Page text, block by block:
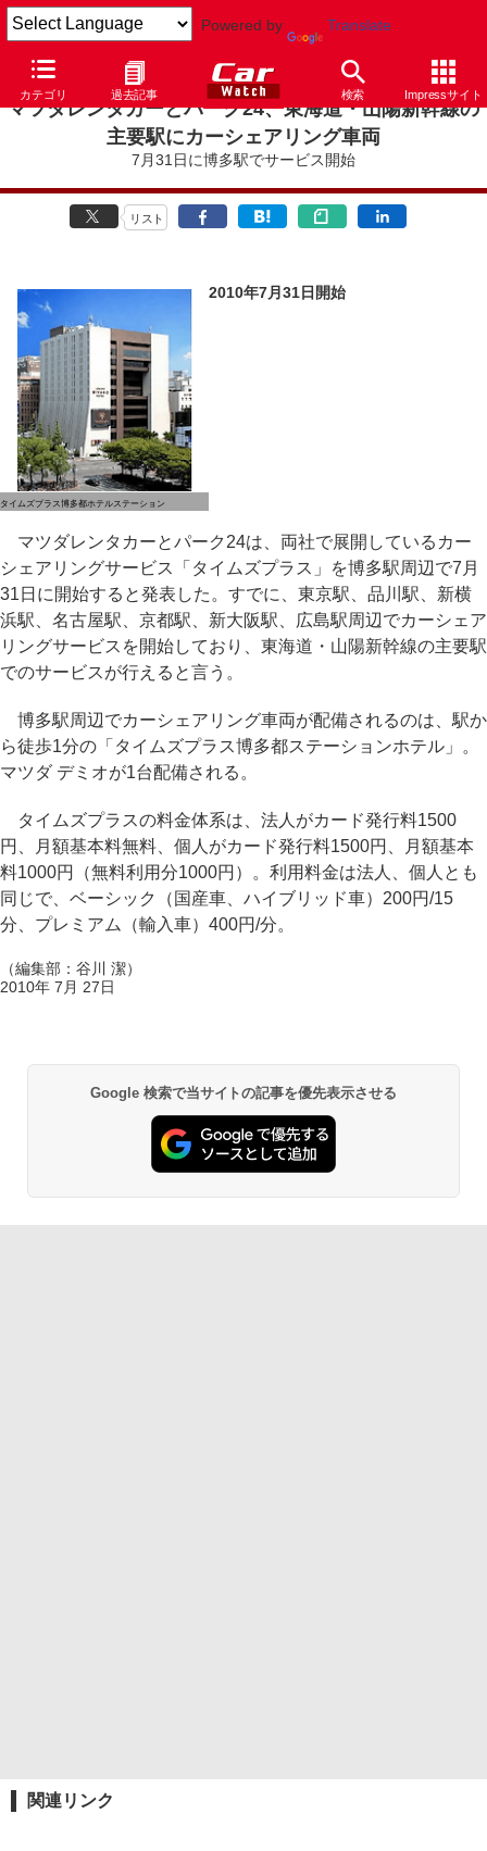
Powered by Translate
カテゴリ 過去記事 検索 Impressサイト
マツダレンタカーとパーク24、東海道・山陽新幹線の
主要駅にカーシェアリング車両
7月31日に博多駅でサービス開始
リスト
タイムズプラス博多都ホテルステーション
2010年7月31日開始
マツダレンタカーとパーク24は、両社で展開しているカー
シェアリングサービス「タイムズプラス」を博多駅周辺で7月
31日に開始すると発表した。すでに、東京駅、品川駅、新横
浜駅、名古屋駅、京都駅、新大阪駅、広島駅周辺でカーシェア
リングサービスを開始しており、東海道・山陽新幹線の主要駅
でのサービスが行えると言う。
博多駅周辺でカーシェアリング車両が配備されるのは、駅か
ら徒歩1分の「タイムズプラス博多都ステーションホテル」。
マツダ デミオが1台配備される。
タイムズプラスの料金体系は、法人がカード発行料1500
円、月額基本料無料、個人がカード発行料1500円、月額基本
料1000円（無料利用分1000円）。利用料金は法人、個人とも
同じで、ベーシック（国産車、ハイブリッド車）200円/15
分、プレミアム（輸入車）400円/分。
（編集部：谷川 潔）
2010年 7月 27日
Google 検索で当サイトの記事を優先表示させる
関連リンク